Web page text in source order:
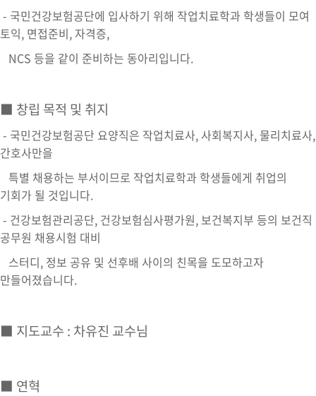
- 국민건강보험공단에 입사하기 위해 작업치료학과 학생들이 모여
토익, 면접준비, 자격증,
NCS 등을 같이 준비하는 동아리입니다.
■ 창립 목적 및 취지
- 국민건강보험공단 요양직은 작업치료사, 사회복지사, 물리치료사,
간호사만을
특별 채용하는 부서이므로 작업치료학과 학생들에게 취업의
기회가 될 것입니다.
- 건강보험관리공단, 건강보험심사평가원, 보건복지부 등의 보건직
공무원 채용시험 대비
스터디, 정보 공유 및 선후배 사이의 친목을 도모하고자
만들어졌습니다.
■ 지도교수 : 차유진 교수님
■ 연혁